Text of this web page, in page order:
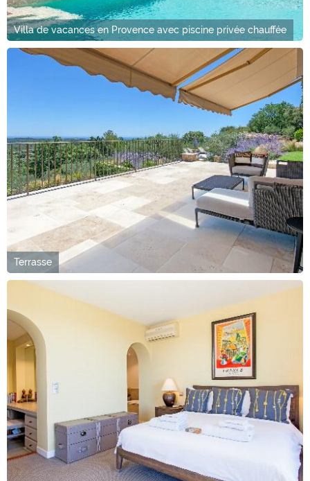
Villa de vacances en Provence avec piscine privée chauffée
Terrasse